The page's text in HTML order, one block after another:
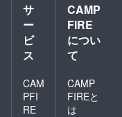
サ
ー
ビ
ス
CAM
PFI
RE
CAMP
FIRE
につい
て
CAMP
FIREと
は